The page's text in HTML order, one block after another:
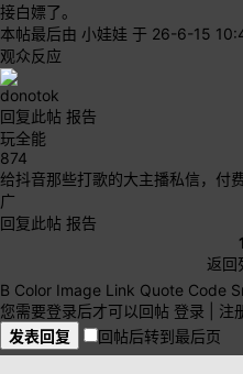
接白嫖了。
本帖最后由 小娃娃 于 26-6-15
观众反应
donotok
回复此帖 报告
玩全能
874
给抖音那些打歌的大主播私信，付
广
回复此帖 报告
1
返回
B Color Image Link Quote Code
您需要登录后才可以回帖 登录
注
发表回复 回帖后转到最后页